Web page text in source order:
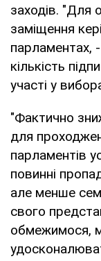
заходів. "Для
заміщення
парламентах,
кількість
участі у
"Фактично
для
парламентів
повинні
але менше
свого
обмежимося,